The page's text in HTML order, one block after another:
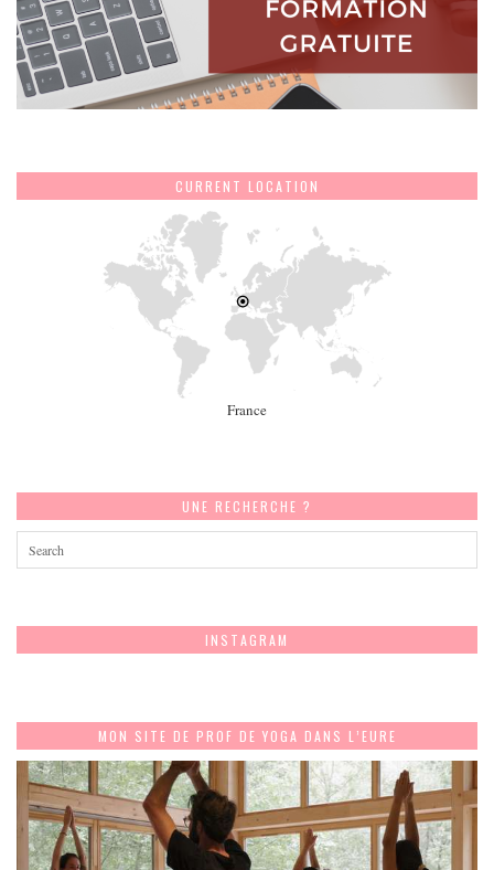
CURRENT LOCATION
France
UNE RECHERCHE ?
INSTAGRAM
MON SITE DE PROF DE YOGA DANS L’EURE